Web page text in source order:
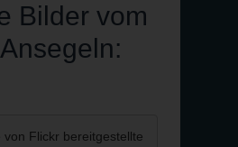
Bilder vom
von Flickr bereitgestellte